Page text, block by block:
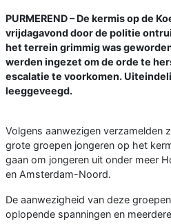
PURMEREND – De kermis op de
vrijdagavond door de politie
het terrein grimmig was
werden ingezet om de orde te
escalatie te voorkomen.
leeggeveegd.
Volgens aanwezigen verzamelden
grote groepen jongeren op het
gaan om jongeren uit onder meer
en Amsterdam-Noord.
De aanwezigheid van deze
oplopende spanningen en